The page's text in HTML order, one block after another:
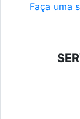
Faça uma